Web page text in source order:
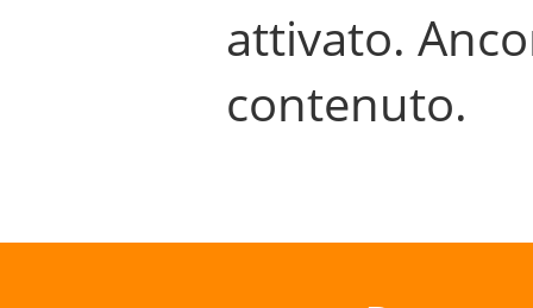
attivato.
contenuto.